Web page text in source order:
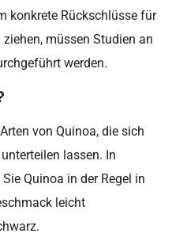
konkrete Rückschlüsse für
müssen Studien an
werden.
von Quinoa, die sich
lassen. In
Quinoa in der Regel in
leicht